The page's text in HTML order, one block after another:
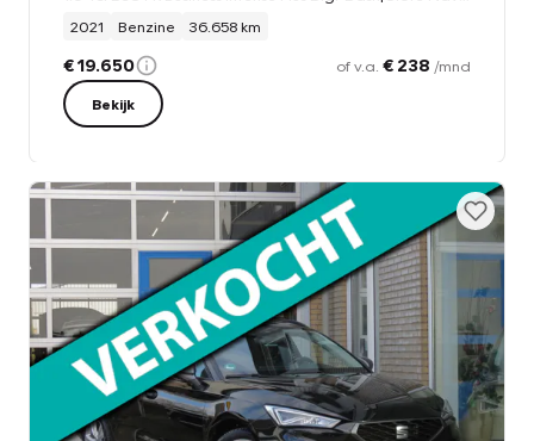
2021
Benzine 36.658 km
€ 19.650 of v.a. € 238 /mnd
Bekijk